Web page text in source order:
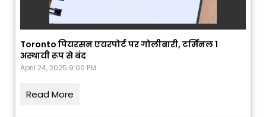
Toronto पियरसन एयरपोर्ट पर गोलीबारी, टर्मिनल 1
अस्थायी रूप से बंद
April 24, 2025 9:00 PM
Read More